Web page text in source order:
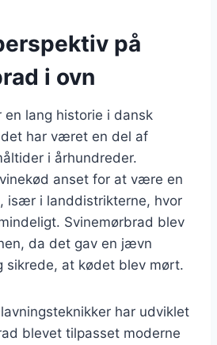
på
i ovn
en lang historie i dansk
har været en del af
i århundreder.
anset for at være en
især i landdistrikterne, hvor
Svinemørbrad blev
da det gav en jævn
sikrede, at kødet blev mørt.
har udviklet
blevet tilpasset moderne